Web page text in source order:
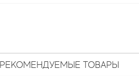
РЕКОМЕНДУЕМЫЕ ТОВАРЫ